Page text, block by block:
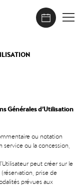
Générales d’Utilisation
ou notation
ou la concession,
peut créer sur le
prise de
prévues aux